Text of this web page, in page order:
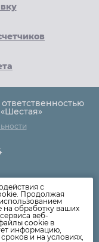
с
Продолжая
на обработку ваших
веб-
cookie в
информацию,
и на условиях,